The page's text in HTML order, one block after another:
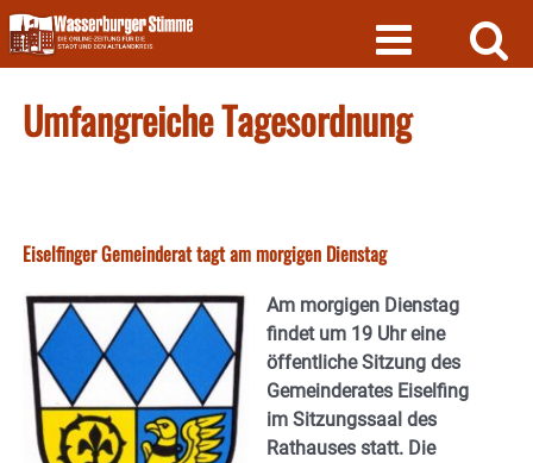
Skip
to
content
Umfangreiche Tagesordnung
Eiselfinger Gemeinderat tagt am morgigen Dienstag
Am morgigen Dienstag
findet um 19 Uhr eine
öffentliche Sitzung des
Gemeinderates Eiselfing
im Sitzungssaal des
Rathauses statt. Die